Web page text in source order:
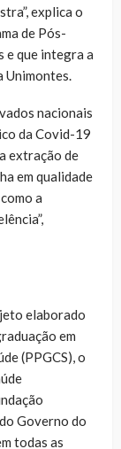
explica o
de Pós-
e que integra a
Unimontes.
nacionais
da Covid-19
extração de
em qualidade
a
elaborado
em
(PPGCS), o
Governo do
todas as